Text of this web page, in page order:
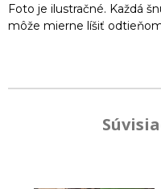
Foto je ilustračné. Každá
môže mierne líšiť